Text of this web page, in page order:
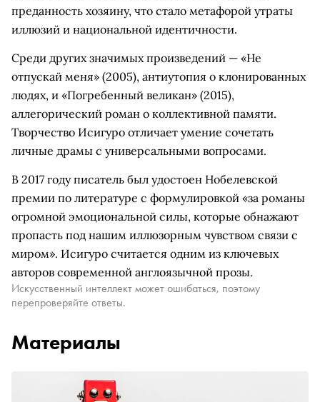
преданность хозяину, что стало метафорой утраты
иллюзий и национальной идентичности.
Среди других значимых произведений — «Не
отпускай меня» (2005), антиутопия о клонированных
людях, и «Погребенный великан» (2015),
аллегорический роман о коллективной памяти.
Творчество Исигуро отличает умение сочетать
личные драмы с универсальными вопросами.
В 2017 году писатель был удостоен Нобелевской
премии по литературе с формулировкой «за романы
огромной эмоциональной силы, которые обнажают
пропасть под нашим иллюзорным чувством связи с
миром». Исигуро считается одним из ключевых
авторов современной англоязычной прозы.
Искусственный интеллект может ошибаться, поэтому
перепроверяйте ответы.
Материалы